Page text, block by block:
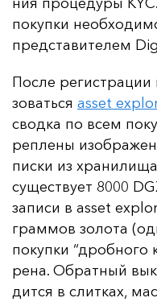
по­куп­ки
пред­ста­ви­те­лем
Пос­ле
зо­вать­ся asset
свод­ка по всем
реп­ле­ны
пис­ки из
су­щес­тву­ет 8000
за­пи­си в asset
грам­мов зо­ло­та
по­куп­ки “дроб­но­го
ре­на. Об­рат­ный
дит­ся в слит­ках,